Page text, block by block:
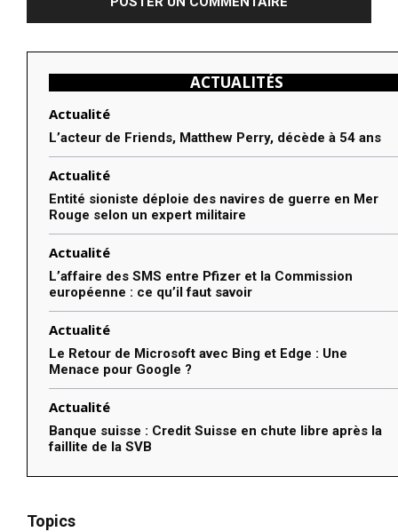
ACTUALITÉS
Actualité
L’acteur de Friends, Matthew Perry, décède à 54 ans
Actualité
Entité sioniste déploie des navires de guerre en Mer
Rouge selon un expert militaire
Actualité
L’affaire des SMS entre Pfizer et la Commission
européenne : ce qu’il faut savoir
Actualité
Le Retour de Microsoft avec Bing et Edge : Une
Menace pour Google ?
Actualité
Banque suisse : Credit Suisse en chute libre après la
faillite de la SVB
Topics